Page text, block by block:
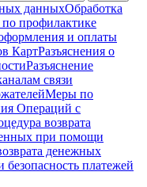
данныхОбработка
профилактике
и оплаты
КартРазъяснения о
Разъяснение
связи
Меры по
Операций с
возврата
при помощи
денежных
платежей